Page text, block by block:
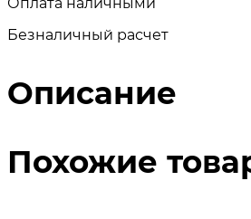
Безналичный расчет
Описание
Похожие